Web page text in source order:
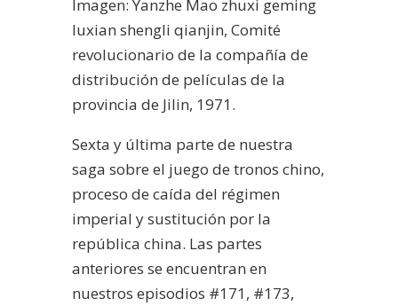
Imagen: Yanzhe Mao zhuxi geming
luxian shengli qianjin, Comité
revolucionario de la compañía de
distribución de películas de la
provincia de Jilin, 1971.
Sexta y última parte de nuestra
saga sobre el juego de tronos chino,
proceso de caída del régimen
imperial y sustitución por la
república china. Las partes
anteriores se encuentran en
nuestros episodios #171, #173,